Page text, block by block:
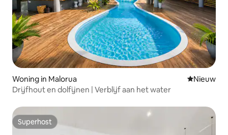
Woning in Malorua Nieuwe
Nieuw
Drijfhout en dolfijnen | Verblijf aan het water
Superhost
Superhost